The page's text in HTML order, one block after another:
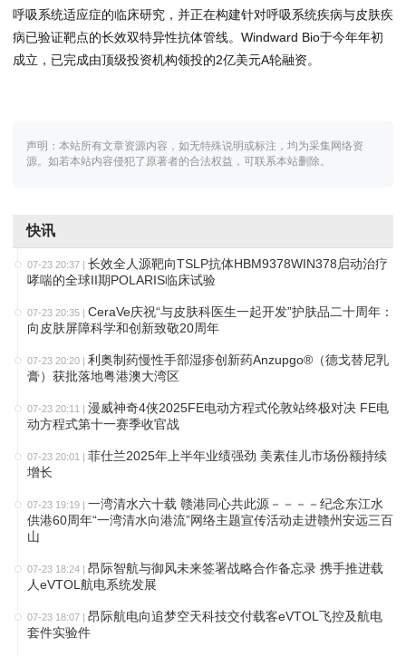
呼吸系统适应症的临床研究，并正在构建针对呼吸系统疾病与皮肤疾
病已验证靶点的长效双特异性抗体管线。Windward Bio于今年年初
成立，已完成由顶级投资机构领投的2亿美元A轮融资。
声明：本站所有文章资源内容，如无特殊说明或标注，均为采集网络资
源。如若本站内容侵犯了原著者的合法权益，可联系本站删除。
快讯
07-23 20:37 | 长效全人源靶向TSLP抗体HBM9378WIN378启动治疗
哮喘的全球II期POLARIS临床试验
07-23 20:35 | CeraVe庆祝“与皮肤科医生一起开发”护肤品二十周年：
向皮肤屏障科学和创新致敬20周年
07-23 20:20 | 利奥制药慢性手部湿疹创新药Anzupgo®（德戈替尼乳
膏）获批落地粤港澳大湾区
07-23 20:11 | 漫威神奇4侠2025FE电动方程式伦敦站终极对决 FE电
动方程式第十一赛季收官战
07-23 20:01 | 菲仕兰2025年上半年业绩强劲 美素佳儿市场份额持续
增长
07-23 19:19 | 一湾清水六十载 赣港同心共此源－－－－纪念东江水
供港60周年“一湾清水向港流”网络主题宣传活动走进赣州安远三百
山
07-23 18:24 | 昂际智航与御风未来签署战略合作备忘录 携手推进载
人eVTOL航电系统发展
07-23 18:07 | 昂际航电向追梦空天科技交付载客eVTOL飞控及航电
套件实验件